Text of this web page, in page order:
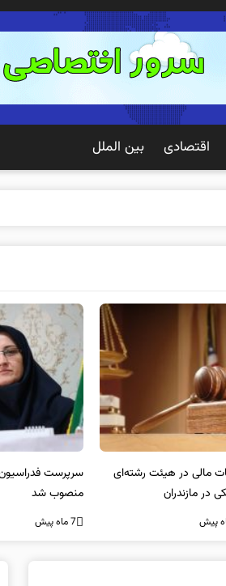
اقتصادی بین الملل
مالی در هیئت رشته‌ای
در مازندران
سرپرست
منصوب شد
7 ماه پیش